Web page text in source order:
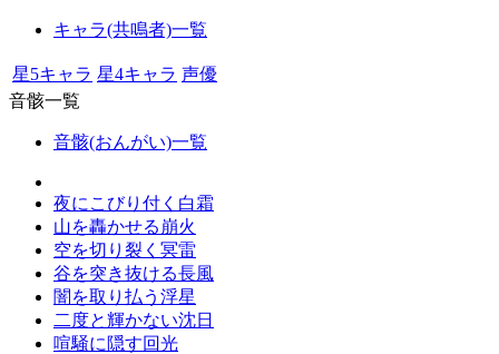
キャラ(共鳴者)一覧
星5キャラ 星4キャラ 声優
音骸一覧
音骸(おんがい)一覧
夜にこびり付く白霜
山を轟かせる崩火
空を切り裂く冥雷
谷を突き抜ける長風
闇を取り払う浮星
二度と輝かない沈日
喧騒に隠す回光